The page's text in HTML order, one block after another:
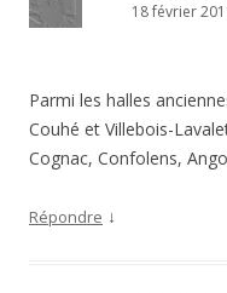
18 février
Parmi les halles
Couhé et Villebois-
Cognac, Confolens,
Répondre ↓